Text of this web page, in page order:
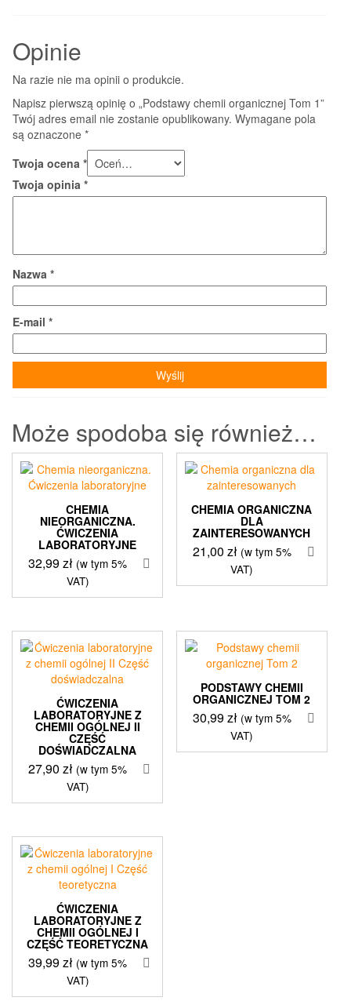
Opinie
Na razie nie ma opinii o produkcie.
Napisz pierwszą opinię o „Podstawy chemii organicznej Tom 1”
Twój adres email nie zostanie opublikowany. Wymagane pola
są oznaczone *
Twoja ocena *
Twoja opinia *
Nazwa *
E-mail *
Może spodoba się również…
CHEMIA
NIEORGANICZNA.
ĆWICZENIA
LABORATORYJNE
32,99zł (w tym 5%
VAT)
CHEMIA ORGANICZNA
DLA
ZAINTERESOWANYCH
21,00 zł (w tym 5%
VAT)
ĆWICZENIA
LABORATORYJNE Z
CHEMII OGÓLNEJ II
CZĘŚĆ
DOŚWIADCZALNA
27,90zł (w tym 5%
VAT)
PODSTAWY CHEMII
ORGANICZNEJ TOM 2
30,99zł (w tym 5%
VAT)
ĆWICZENIA
LABORATORYJNE Z
CHEMII OGÓLNEJ I
CZĘŚĆ TEORETYCZNA
39,99zł (w tym 5%
VAT)